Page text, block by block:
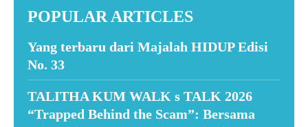
POPULAR ARTICLES
Yang terbaru dari Majalah HIDUP Edisi
No. 33
TALITHA KUM WALK s TALK 2026
“Trapped Behind the Scam”: Bersama